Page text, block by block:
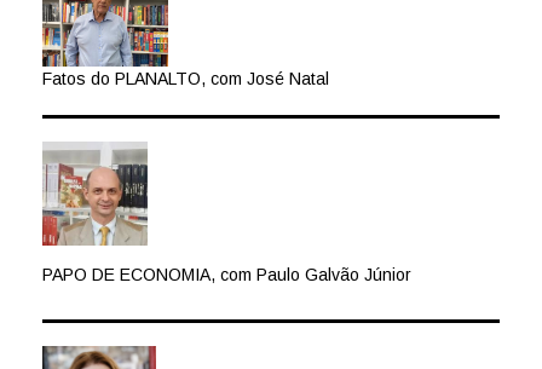
Fatos do PLANALTO, com José Natal
PAPO DE ECONOMIA, com Paulo Galvão Júnior